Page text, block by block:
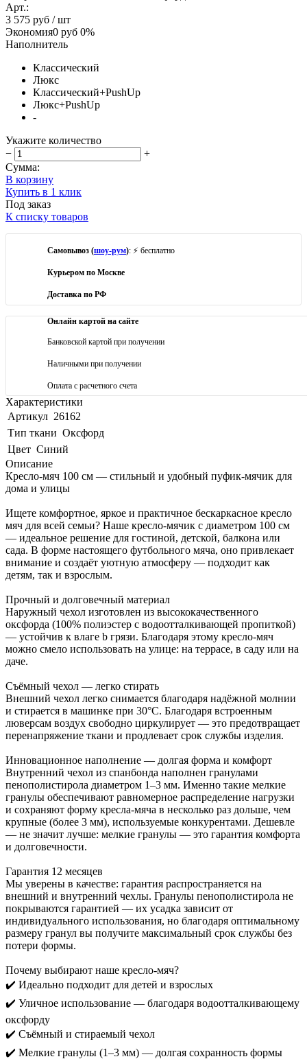
Арт.:
3 575 руб / шт
Экономия0 руб 0%
Наполнитель
Классический
Люкс
Классический+PushUp
Люкс+PushUp
-
Укажите количество
−
+
Сумма:
В корзину
Купить в 1 клик
Под заказ
К списку товаров
Самовывоз (шоу-рум): ⚡ бесплатно
Курьером по Москве
Доставка по РФ
Онлайн картой на сайте
Банковской картой при получении
Наличными при получении
Оплата с расчетного счета
Характеристики
Артикул 26162
Тип ткани Оксфорд
Цвет Синий
Описание
Кресло-мяч 100 см — стильный и удобный пуфик-мячик для
дома и улицы
Ищете комфортное, яркое и практичное бескаркасное кресло
мяч для всей семьи? Наше кресло-мячик с диаметром 100 см
— идеальное решение для гостиной, детской, балкона или
сада. В форме настоящего футбольного мяча, оно привлекает
внимание и создаёт уютную атмосферу — подходит как
детям, так и взрослым.
Прочный и долговечный материал
Наружный чехол изготовлен из высококачественного
оксфорда (100% полиэстер с водоотталкивающей пропиткой)
— устойчив к влаге b грязи. Благодаря этому кресло-мяч
можно смело использовать на улице: на террасе, в саду или на
даче.
Съёмный чехол — легко стирать
Внешний чехол легко снимается благодаря надёжной молнии
и стирается в машинке при 30°C. Благодаря встроенным
люверсам воздух свободно циркулирует — это предотвращает
перенапряжение ткани и продлевает срок службы изделия.
Инновационное наполнение — долгая форма и комфорт
Внутренний чехол из спанбонда наполнен гранулами
пенополистирола диаметром 1–3 мм. Именно такие мелкие
гранулы обеспечивают равномерное распределение нагрузки
и сохраняют форму кресла-мяча в несколько раз дольше, чем
крупные (более 3 мм), используемые конкурентами. Дешевле
— не значит лучше: мелкие гранулы — это гарантия комфорта
и долговечности.
Гарантия 12 месяцев
Мы уверены в качестве: гарантия распространяется на
внешний и внутренний чехлы. Гранулы пенополистирола не
покрываются гарантией — их усадка зависит от
индивидуального использования, но благодаря оптимальному
размеру гранул вы получите максимальный срок службы без
потери формы.
Почему выбирают наше кресло-мяч?
✔️ Идеально подходит для детей и взрослых
✔️ Уличное использование — благодаря водоотталкивающему
оксфорду
✔️ Съёмный и стираемый чехол
✔️ Мелкие гранулы (1–3 мм) — долгая сохранность формы